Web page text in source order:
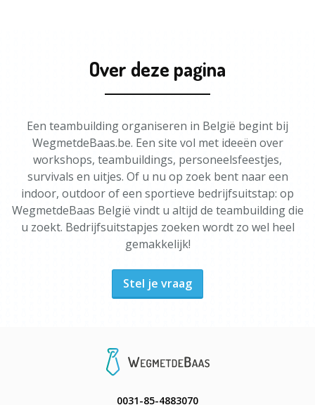
Over deze pagina
Een teambuilding organiseren in België begint bij
WegmetdeBaas.be. Een site vol met ideeën over
workshops, teambuildings, personeelsfeestjes,
survivals en uitjes. Of u nu op zoek bent naar een
indoor, outdoor of een sportieve bedrijfsuitstap: op
WegmetdeBaas België vindt u altijd de teambuilding die
u zoekt. Bedrijfsuitstapjes zoeken wordt zo wel heel
gemakkelijk!
Stel je vraag
0031-85-4883070